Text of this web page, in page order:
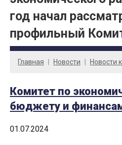
год начал
профильный
Главная Новости Новости
Комитет по
бюджету и
01.07.2024